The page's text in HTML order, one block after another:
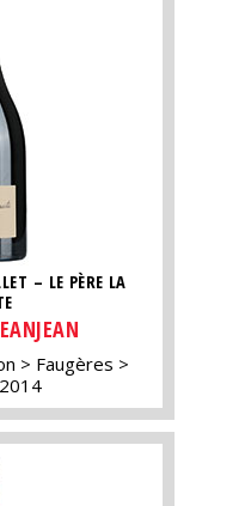
– LE PÈRE LA
Faugères
2014